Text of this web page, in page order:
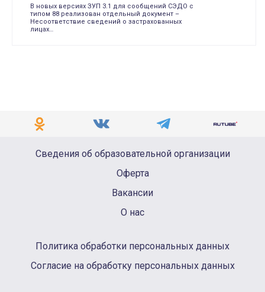
В новых версиях ЗУП 3.1 для сообщений СЭДО с
типом 88 реализован отдельный документ –
Несоответствие сведений о застрахованных
лицах…
Сведения об образовательной организации
Оферта
Вакансии
О нас
Политика обработки персональных данных
Согласие на обработку персональных данных